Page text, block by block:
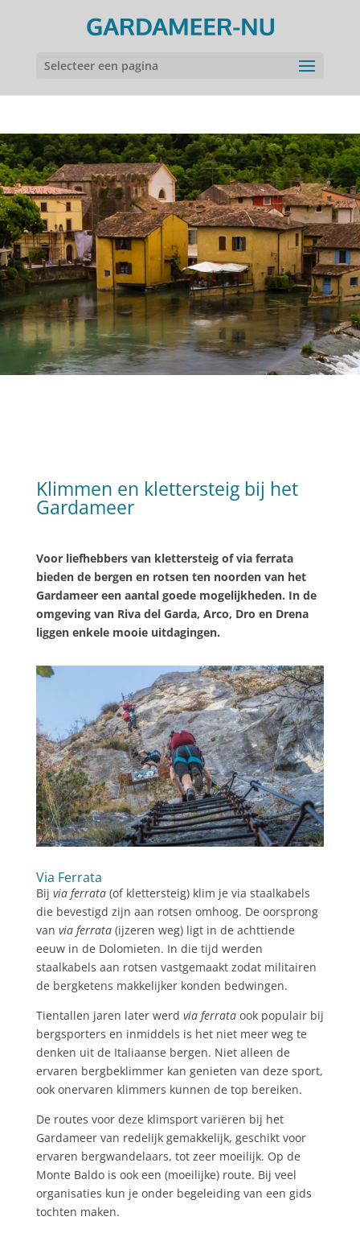
Selecteer een pagina
Klimmen en klettersteig bij het
Gardameer
Voor liefhebbers van klettersteig of via ferrata
bieden de bergen en rotsen ten noorden van het
Gardameer een aantal goede mogelijkheden. In de
omgeving van Riva del Garda, Arco, Dro en Drena
liggen enkele mooie uitdagingen.
Via Ferrata
Bij via ferrata(of klettersteig) klim je via staalkabels
die bevestigd zijn aan rotsen omhoog. De oorsprong
van via ferrata(ijzeren weg) ligt in de achttiende
eeuw in de Dolomieten. In die tijd werden
staalkabels aan rotsen vastgemaakt zodat militairen
de bergketens makkelijker konden bedwingen.
Tientallen jaren later werd via ferrataook populair bij
bergsporters en inmiddels is het niet meer weg te
denken uit de Italiaanse bergen. Niet alleen de
ervaren bergbeklimmer kan genieten van deze sport,
ook onervaren klimmers kunnen de top bereiken.
De routes voor deze klimsport variëren bij het
Gardameer van redelijk gemakkelijk, geschikt voor
ervaren bergwandelaars, tot zeer moeilijk. Op de
Monte Baldo is ook een (moeilijke) route. Bij veel
organisaties kun je onder begeleiding van een gids
tochten maken.